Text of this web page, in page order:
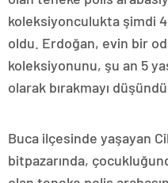
koleksiyonculukta şimdi 4
oldu. Erdoğan, evin bir
koleksiyonunu, şu an 5
olarak bırakmayı
Buca ilçesinde yaşayan
bitpazarında,